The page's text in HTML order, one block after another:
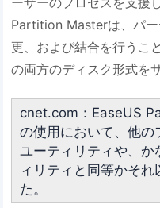
Partition Masterは、パ
更、および結合を行うこ
の両方のディスク形式を
cnet.com：EaseUS
の使用において、他の
ユーティリティや、か
ィリティと同等かそ
た。